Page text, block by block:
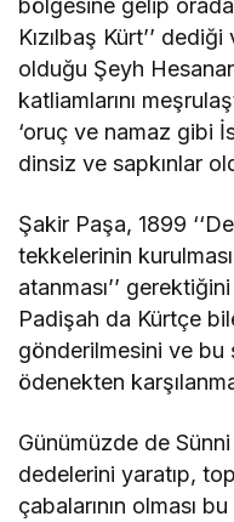
bölgesine gelip
Kızılbaş Kürt’’
olduğu Şeyh
katliamlarını
‘oruç ve namaz gibi
dinsiz ve sapkınlar
Şakir Paşa, 1899
tekkelerinin
atanması’’
Padişah da Kürtçe
gönderilmesini ve bu
ödenekten
Günümüzde de
dedelerini yaratıp,
çabalarının olması